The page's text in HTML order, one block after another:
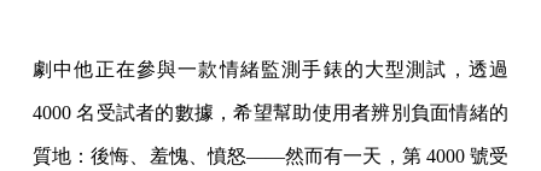
劇中他正在參與一款情緒監測手錶的大型測試，透過
4000 名受試者的數據，希望幫助使用者辨別負面情緒的
質地：後悔、羞愧、憤怒——然而有一天，第 4000 號受